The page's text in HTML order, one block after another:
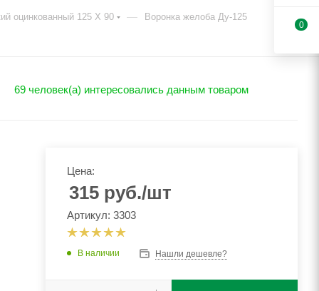
оцинкованный 125 X 90 — Воронка желоба Ду-125
69 человек(а) интересовались данным товаром
Цена:
315руб./шт
Артикул: 3303
В наличии Нашли дешевле?
0